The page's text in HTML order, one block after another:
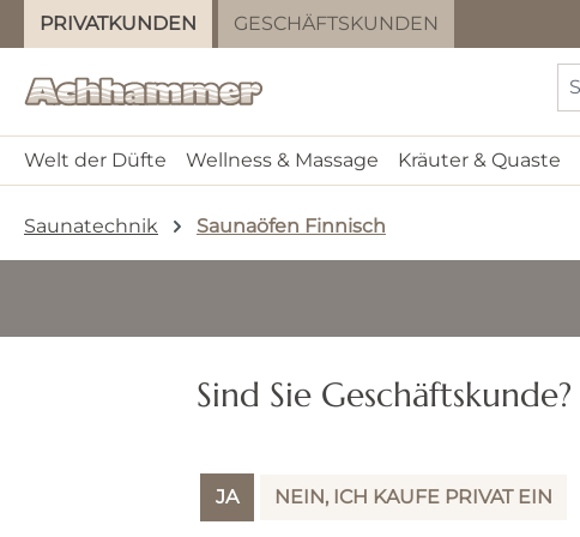
Hauptinhalt springen
Zur Suche springen
Zur Hauptnavigation springen
PRIVATKUNDEN GESCHÄFTSKUNDEN
Sind Sie Geschäftskunde?
JA NEIN, ICH KAUFE PRIVAT EIN
Welt der Düfte Wellness & Massage Kräuter & Quaste
Saunatechnik Saunaöfen Finnisch